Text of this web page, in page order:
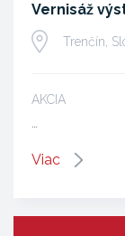
Vernisáž
Trenčín,
AKCIA
…
Viac